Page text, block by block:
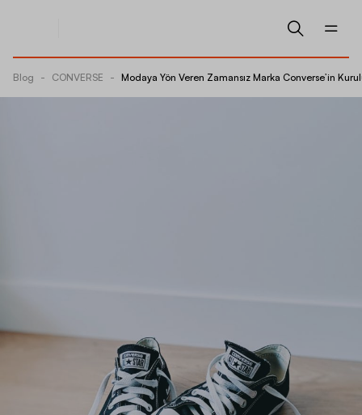
Blog - CONVERSE - Modaya Yön Veren Zamansız Marka Converse’in